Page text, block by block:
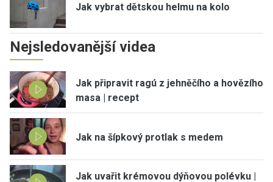
Jak vybrat dětskou helmu na kolo
Nejsledovanější videa
Jak připravit ragú z jehněčího a hovězího
masa | recept
Jak na šípkový protlak s medem
Jak uvařit krémovou dýňovou polévku |